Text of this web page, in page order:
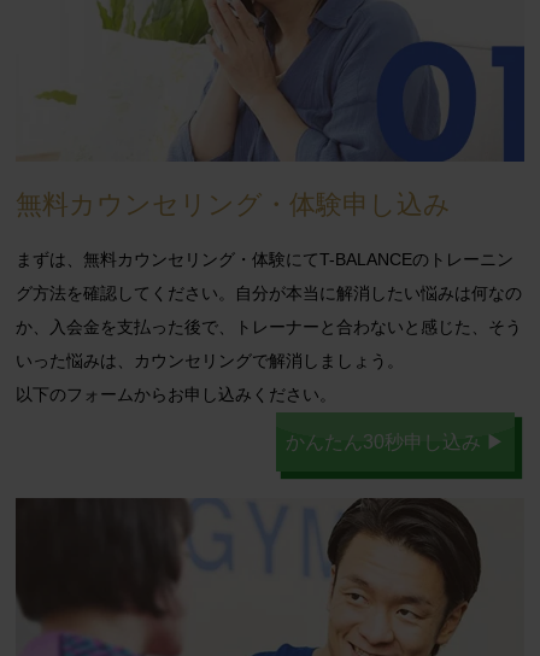
無料カウンセリング・体験申し込み
まずは、無料カウンセリング・体験にてT-BALANCEのトレーニン
グ方法を確認してください。自分が本当に解消したい悩みは何なの
か、入会金を支払った後で、トレーナーと合わないと感じた、そう
いった悩みは、カウンセリングで解消しましょう。
以下のフォームからお申し込みください。
かんたん30秒申し込み ▶